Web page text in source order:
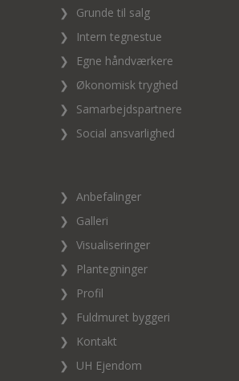
❯
Grunde til salg
❯
Intern tegnestue
❯
Egne håndværkere
❯
Økonomisk tryghed
❯
Samarbejdspartnere
❯
Social ansvarlighed
❯ Anbefalinger
❯
Galleri
❯ Visualiseringer
❯
Plantegninger
❯
Profil
❯
Fuldmuret byggeri
❯
Kontakt
❯
UH Ejendom